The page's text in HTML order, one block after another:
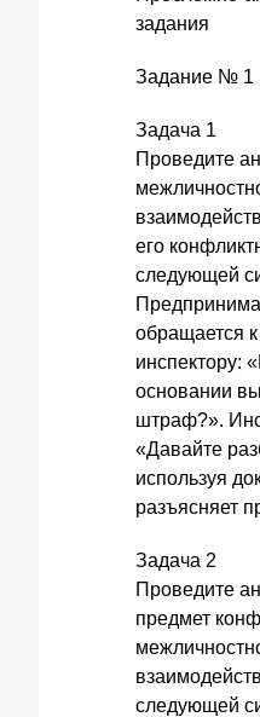
задания
Задание № 1
Задача 1
Проведите
его
следующей
обращается
инспектору:
основании
штраф?».
«Давайте
используя
разъясняет
Задача 2
Проведите
предмет
следующей